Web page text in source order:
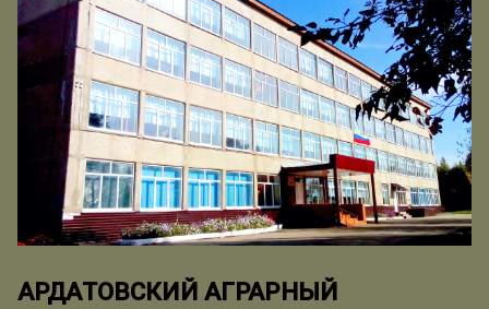
АРДАТОВСКИЙ АГРАРНЫЙ